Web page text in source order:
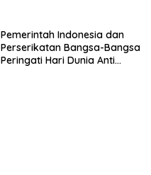
Pemerintah Indonesia dan
Perserikatan Bangsa-Bangsa
Peringati Hari Dunia Anti